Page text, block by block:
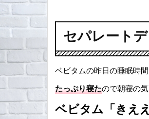
セパレート
ベビタムの昨日の睡眠時
たっぷり寝たので朝寝の気
ベビタム「きえ